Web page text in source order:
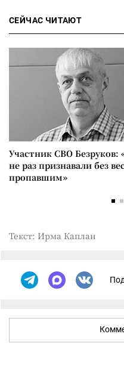
СЕЙЧАС ЧИТАЮТ
Участник СВО Безруков:
не раз признавали без
пропавшим»
Текст: Ирма Каплан